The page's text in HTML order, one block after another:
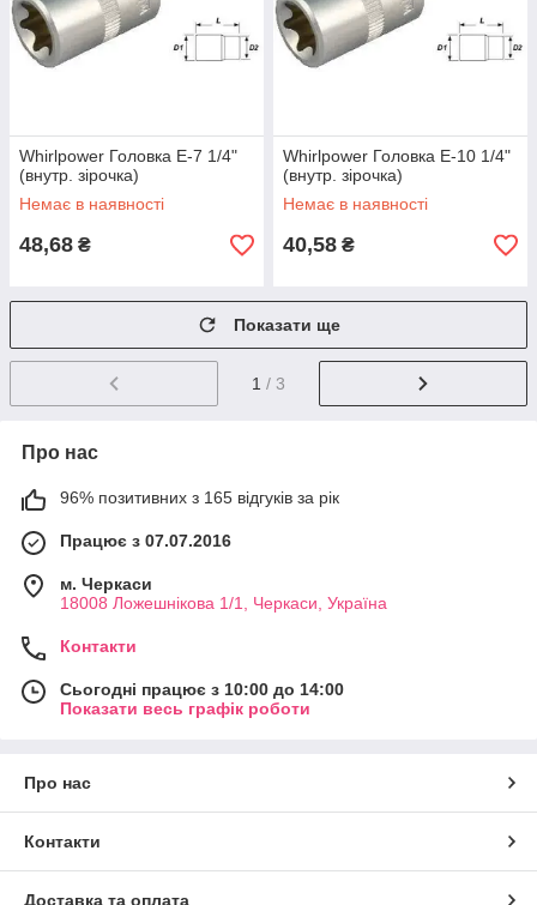
Whirlpower Головка Е-7 1/4"
(внутр. зірочка)
Немає в наявності
48,68 ₴
Whirlpower Головка Е-10 1/4"
(внутр. зірочка)
Немає в наявності
40,58 ₴
Показати ще
1 / 3
Про нас
96% позитивних з 165 відгуків за рік
Працює з 07.07.2016
м. Черкаси
18008 Ложешнікова 1/1, Черкаси, Україна
Контакти
Сьогодні працює з 10:00 до 14:00
Показати весь графік роботи
Про нас
Контакти
Доставка та оплата